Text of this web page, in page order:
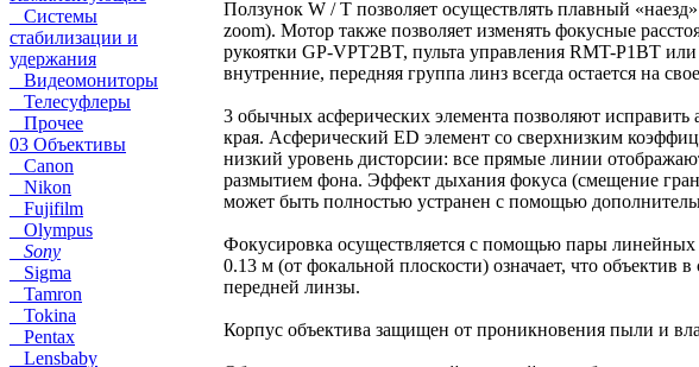
Системы
стабилизации и
удержания
Видеомониторы
Телесуфлеры
Прочее
03 Объективы
Canon
Nikon
Fujifilm
Olympus
Sony
Sigma
Tamron
Tokina
Pentax
Lensbaby
Ползунок W / T позволяет осуществлять плавный
zoom). Мотор также позволяет изменять фокусные
рукоятки GP-VPT2BT, пульта управления RMT-P1BT
внутренние, передняя группа линз всегда остается на
3 обычных асферических элемента позволяют исправить
края. Асферический ED элемент со сверхнизким
низкий уровень дисторсии: все прямые линии
размытием фона. Эффект дыхания фокуса (смещение
может быть полностью устранен с помощью
Фокусировка осуществляется с помощью пары
0.13 м (от фокальной плоскости) означает, что объектив
передней линзы.
Корпус объектива защищен от проникновения пыли и